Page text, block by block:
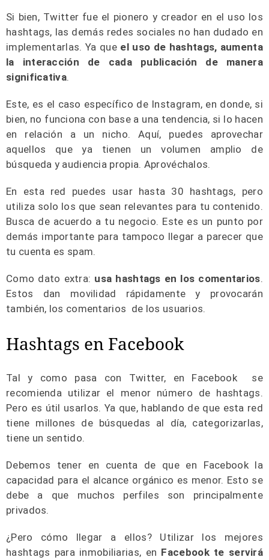
Si bien, Twitter fue el pionero y creador en el uso los
hashtags, las demás redes sociales no han dudado en
implementarlas. Ya queel uso de hashtags, aumenta
la interacción de cada publicación de manera
significativa.
Este, es el caso específico de Instagram, en donde, si
bien, no funciona con base a una tendencia, si lo hacen
en relación a un nicho. Aquí, puedes aprovechar
aquellos que ya tienen un volumen amplio de
búsqueda y audiencia propia. Aprovéchalos.
En esta red puedes usar hasta 30 hashtags, pero
utiliza solo los que sean relevantes para tu contenido.
Busca de acuerdo a tu negocio. Este es un punto por
demás importante para tampoco llegar a parecer que
tu cuenta es spam.
Como dato extra: usa hashtags en los comentarios.
Estos dan movilidad rápidamente y provocarán
también, los comentarios de los usuarios.
Hashtags en Facebook
Tal y como pasa con Twitter, en Facebook se
recomienda utilizar el menor número de hashtags.
Pero es útil usarlos. Ya que, hablando de que esta red
tiene millones de búsquedas al día, categorizarlas,
tiene un sentido.
Debemos tener en cuenta de que en Facebook la
capacidad para el alcance orgánico es menor. Esto se
debe a que muchos perfiles son principalmente
privados.
¿Pero cómo llegar a ellos? Utilizar los mejores
hashtags para inmobiliarias, en Facebook te servirá